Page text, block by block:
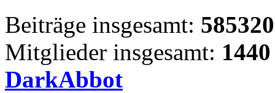
Beiträge insgesamt: 585320
Mitglieder insgesamt: 1440
DarkAbbot